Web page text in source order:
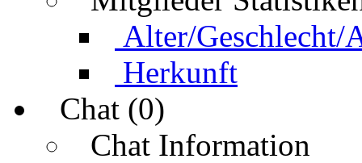
Alter/Geschlecht/
Herkunft
Chat (0)
Chat Information